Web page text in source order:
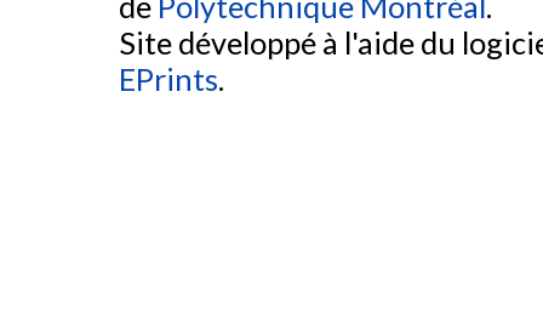
Site développé à l'aide du
EPrints.